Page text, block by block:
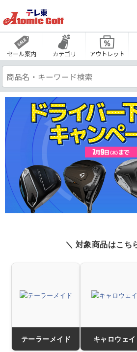
セール案内 カテゴリ アウトレット
＼ 対象商品はこち
テーラーメイド キャロウェイ